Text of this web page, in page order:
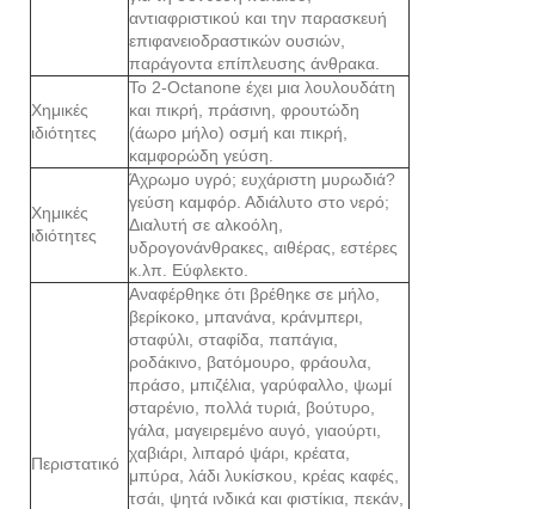
αντιαφριστικού και την παρασκευή
επιφανειοδραστικών ουσιών,
παράγοντα επίπλευσης άνθρακα.
Χημικές
ιδιότητες
Το 2-Octanone έχει μια λουλουδάτη
και πικρή, πράσινη, φρουτώδη
(άωρο μήλο) οσμή και πικρή,
καμφορώδη γεύση.
Χημικές
ιδιότητες
Άχρωμο υγρό; ευχάριστη μυρωδιά?
γεύση καμφόρ. Αδιάλυτο στο νερό;
Διαλυτή σε αλκοόλη,
υδρογονάνθρακες, αιθέρας, εστέρες
κ.λπ. Εύφλεκτο.
Περιστατικό
Αναφέρθηκε ότι βρέθηκε σε μήλο,
βερίκοκο, μπανάνα, κράνμπερι,
σταφύλι, σταφίδα, παπάγια,
ροδάκινο, βατόμουρο, φράουλα,
πράσο, μπιζέλια, γαρύφαλλο, ψωμί
σταρένιο, πολλά τυριά, βούτυρο,
γάλα, μαγειρεμένο αυγό, γιαούρτι,
χαβιάρι, λιπαρό ψάρι, κρέατα,
μπύρα, λάδι λυκίσκου, κρέας καφές,
τσάι, ψητά ινδικά και φιστίκια, πεκάν,